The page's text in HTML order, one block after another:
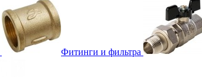
Фитинги и фильтра